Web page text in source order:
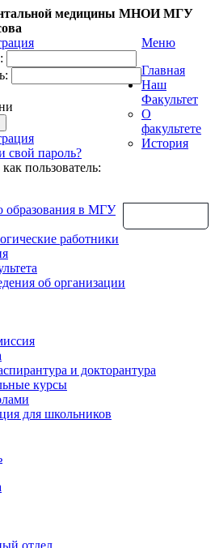
медицины МНОИ МГУ
свой пароль?
пользователь:
Меню
Главная
Наш
Факультет
О
факультете
История
образования в МГУ
работники
об организации
и докторантура
курсы
для школьников
отдел